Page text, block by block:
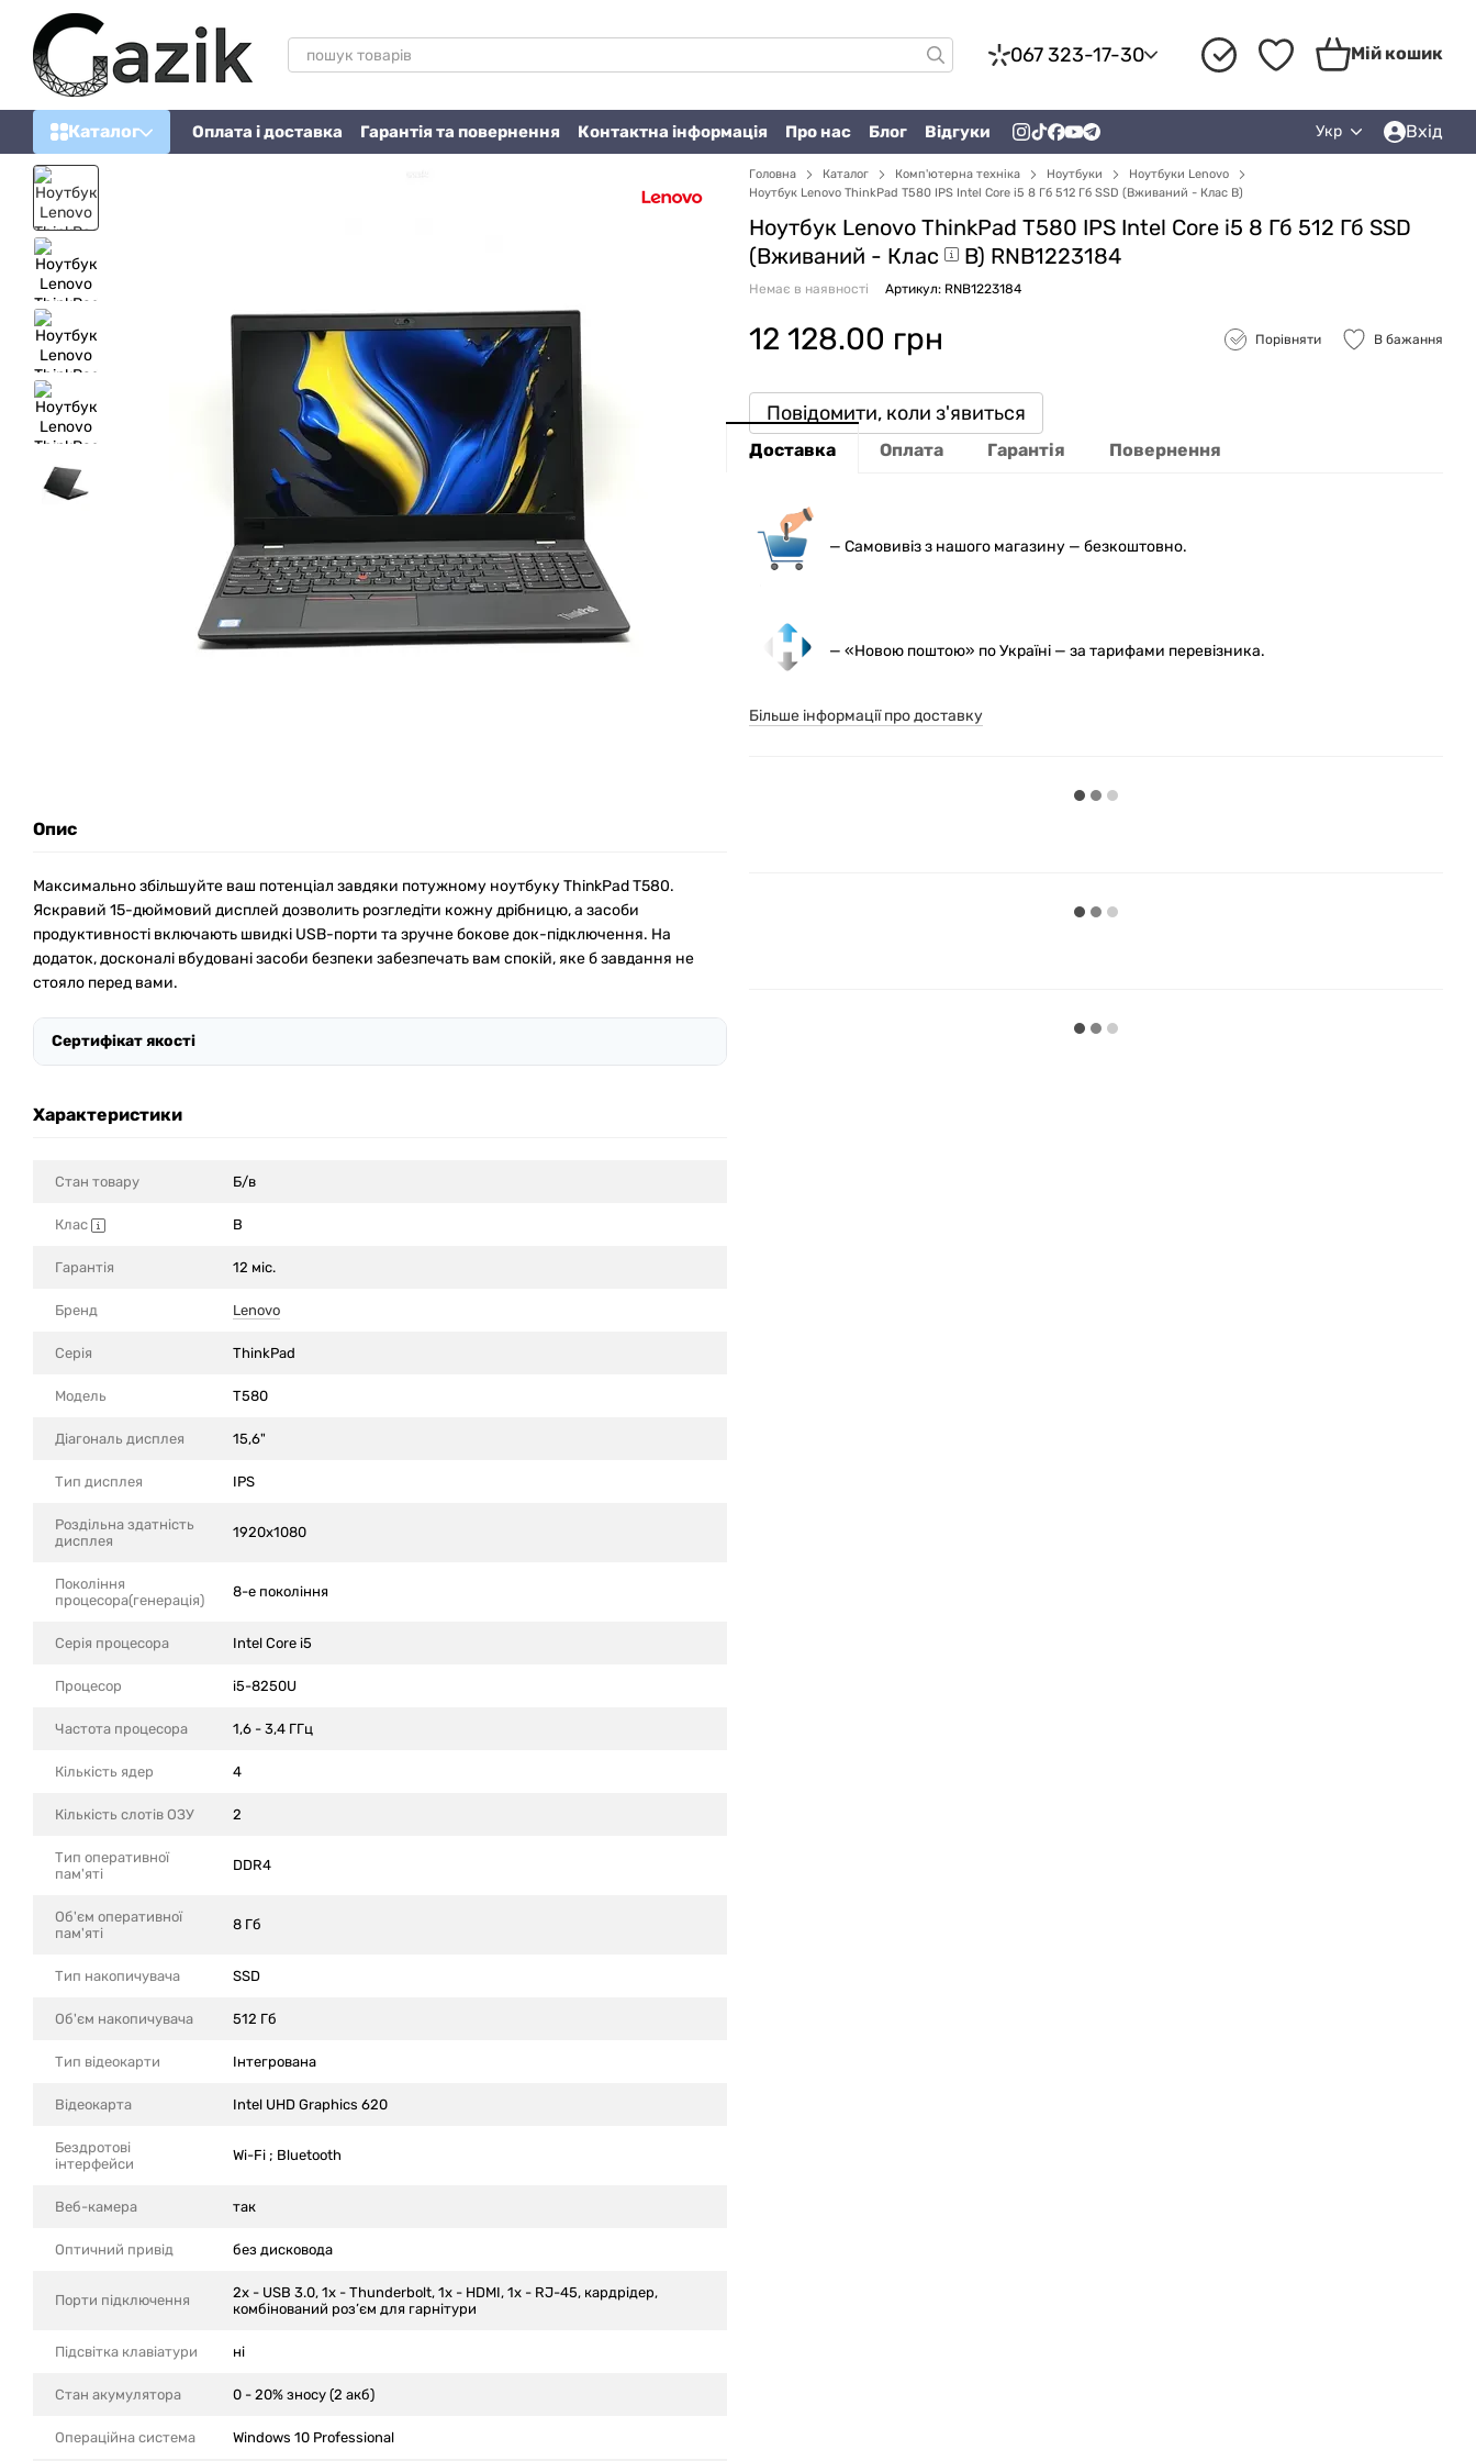
Перейти до основного контенту
067 323-17-30 Мій кошик
Каталог Оплата і доставка Гарантія та повернення Контактна інформація Про нас Блог Відгуки Укр Вхід
Опис
Максимально збільшуйте ваш потенціал завдяки потужному ноутбуку ThinkPad T580.
Яскравий 15-дюймовий дисплей дозволить розгледіти кожну дрібницю, а засоби
продуктивності включають швидкі USB-порти та зручне бокове док-підключення. На
додаток, досконалі вбудовані засоби безпеки забезпечать вам спокій, яке б завдання не
стояло перед вами.
Сертифікат якості
Характеристики
Стан товару Б/в
Клас B
Гарантія 12 міс.
Бренд Lenovo
Серія ThinkPad
Модель T580
Діагональ дисплея 15,6"
Тип дисплея IPS
Роздільна здатність
дисплея
1920x1080
Покоління
процесора(генерація)
8-е покоління
Серія процесора Intel Core i5
Процесор i5-8250U
Частота процесора 1,6 - 3,4 ГГц
Кількість ядер 4
Кількість слотів ОЗУ 2
Тип оперативної
пам'яті
DDR4
Об'єм оперативної
пам'яті
8 Гб
Тип накопичувача SSD
Об'єм накопичувача 512 Гб
Тип відеокарти Інтегрована
Відеокарта Intel UHD Graphics 620
Бездротові
інтерфейси
Wi-Fi ; Bluetooth
Веб-камера так
Оптичний привід без дисковода
Порти підключення
2x - USB 3.0, 1x - Thunderbolt, 1x - HDMI, 1x - RJ-45, кардрідер,
комбінований роз’єм для гарнітури
Підсвітка клавіатури ні
Стан акумулятора 0 - 20% зносу (2 акб)
Операційна система Windows 10 Professional
Головна Каталог Комп'ютерна техніка Ноутбуки
Ноутбуки Lenovo
Ноутбук Lenovo ThinkPad T580 IPS Intel Core i5 8 Гб 512 Гб SSD (Вживаний - Клас B)
Ноутбук Lenovo ThinkPad T580 IPS Intel Core i5 8 Гб 512 Гб SSD
(Вживаний - Клас B) RNB1223184
Немає в наявності Артикул: RNB1223184
12 128.00 грн Порівняти В бажання
Повідомити, коли з'явиться
Доставка Оплата Гарантія Повернення
— Самовивіз з нашого магазину — безкоштовно.
— «Новою поштою» по Україні — за тарифами перевізника.
Більше інформації про доставку